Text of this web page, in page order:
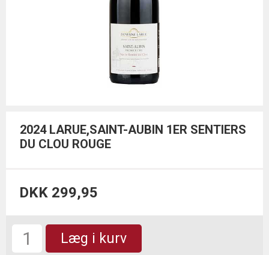
2024 LARUE,SAINT-AUBIN 1ER SENTIERS
DU CLOU ROUGE
DKK 299,95
Læg i kurv